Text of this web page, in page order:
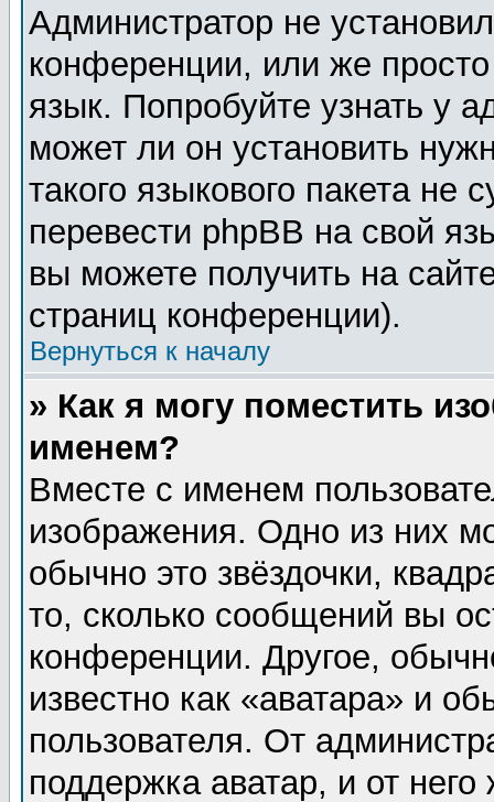
Администратор не
конференции, или же
язык. Попробуйте узнать у
может ли он установить
такого языкового пакета не
перевести phpBB на свой
вы можете получить на
страниц конференции).
Вернуться к началу
» Как я могу поместить
именем?
Вместе с именем
изображения. Одно из них
обычно это звёздочки,
то, сколько сообщений вы
конференции. Другое,
известно как «аватара» и
пользователя. От
поддержка аватар, и от него